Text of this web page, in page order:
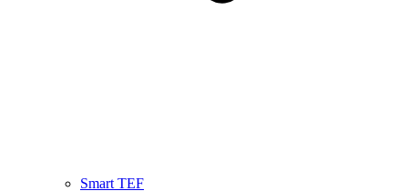
Smart TEF